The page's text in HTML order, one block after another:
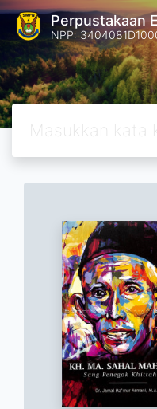
Perpustakaan
NPP: